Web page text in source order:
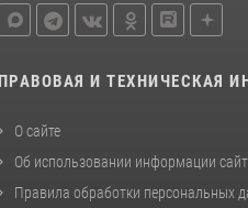
ПРАВОВАЯ И ТЕХНИЧЕСКАЯ
О сайте
Об использовании информации
Правила обработки персональных